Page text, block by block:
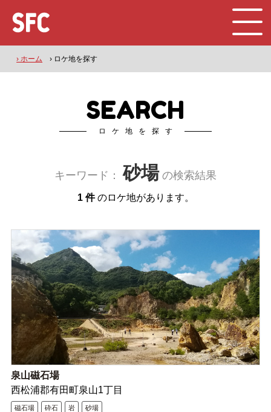
› ホーム › ロケ地を探す
SEARCH
ロケ地を探す
キーワード：砂場の検索結果
1 件のロケ地があります。
泉山磁石場
西松浦郡有田町泉山1丁目
磁石場 砕石 岩 砂場